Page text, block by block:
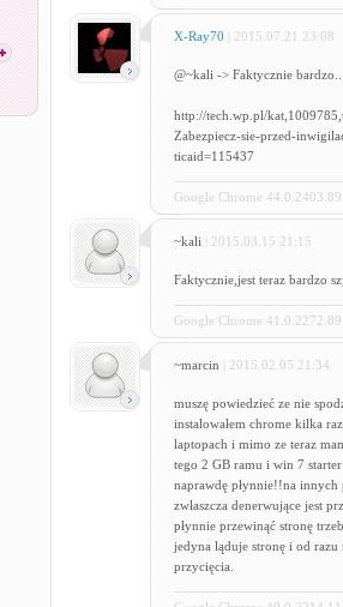
X-Ray70 | 2015.07.21 23:08
@~kali -> Faktycznie
http://tech.wp.pl/
Zabezpiecz-sie-przed-
ticaid=115437
Google Chrome 44.0.2403.89
~kali | 2015.03.15 21:15
Faktycznie,jest teraz bardzo
Google Chrome 41.0.2272.89
~marcin | 2015.02.05 21:34
muszę powiedzieć ze nie
instalowałem chrome kilka
laptopach i mimo ze teraz
tego 2 GB ramu i win 7
naprawdę płynnie!!na
zwłaszcza denerwujące jest
płynnie przewinąć stronę
jedyna ląduje stronę i od
przycięcia.